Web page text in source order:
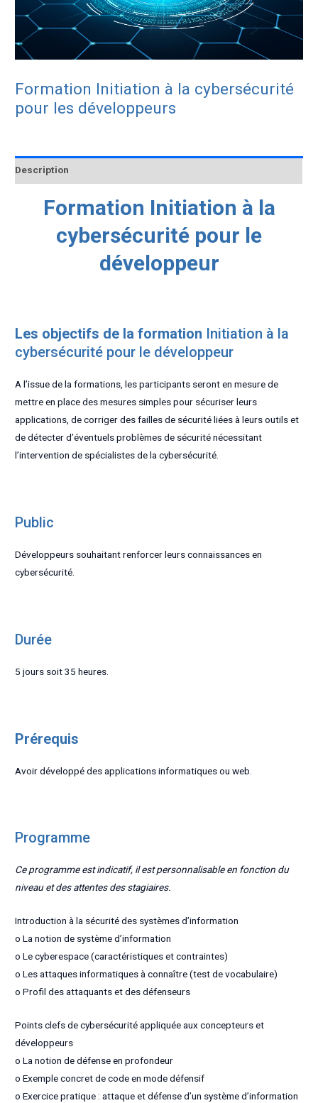
Formation Initiation à la cybersécurité
pour les développeurs
Description
Formation Initiation à la
cybersécurité pour le
développeur
Les objectifs de la formation Initiation à la
cybersécurité pour le développeur
A l’issue de la formations, les participants seront en mesure de
mettre en place des mesures simples pour sécuriser leurs
applications, de corriger des failles de sécurité liées à leurs outils et
de détecter d’éventuels problèmes de sécurité nécessitant
l’intervention de spécialistes de la cybersécurité.
Public
Développeurs souhaitant renforcer leurs connaissances en
cybersécurité.
Durée
5 jours soit 35 heures.
Prérequis
Avoir développé des applications informatiques ou web.
Programme
Ce programme est indicatif, il est personnalisable en fonction du
niveau et des attentes des stagiaires.
Introduction à la sécurité des systèmes d’information
o La notion de système d’information
o Le cyberespace (caractéristiques et contraintes)
o Les attaques informatiques à connaître (test de vocabulaire)
o Profil des attaquants et des défenseurs
Points clefs de cybersécurité appliquée aux concepteurs et
développeurs
o La notion de défense en profondeur
o Exemple concret de code en mode défensif
o Exercice pratique : attaque et défense d’un système d’information